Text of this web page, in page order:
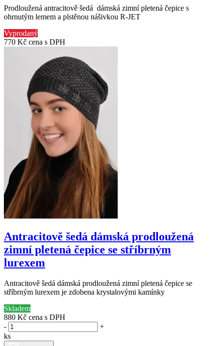
Prodloužená antracitově šedá dámská zimní pletená čepice s
ohrnutým lemem a plstěnou nášivkou R-JET
Vyprodaný
770 Kč cena s DPH
Antracitově šedá dámská prodloužená
zimní pletená čepice se stříbrným
lurexem
Antracitově šedá dámská prodloužená zimní pletená čepice se
stříbrným lurexem je zdobena krystalovými kamínky
Skladem
880 Kč cena s DPH
-
+
ks